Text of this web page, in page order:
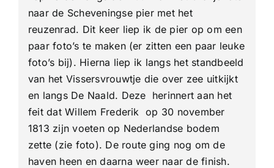
naar de Scheveningse pier met het
reuzenrad. Dit keer liep ik de pier op om een
paar foto’s te maken (er zitten een paar leuke
foto’s bij). Hierna liep ik langs het standbeeld
van het Vissersvrouwtje die over zee uitkijkt
en langs De Naald. Deze herinnert aan het
feit dat Willem Frederik op 30 november
1813 zijn voeten op Nederlandse bodem
zette (zie foto). De route ging nog om de
haven heen en daarna weer naar de finish.